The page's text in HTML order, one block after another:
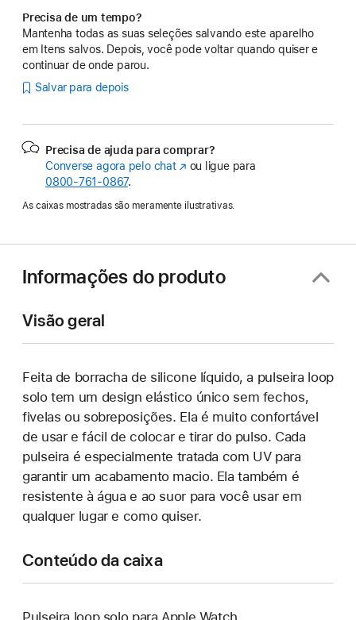
Precisa de um tempo?
Mantenha todas as suas seleções salvando este aparelho
em Itens salvos. Depois, você pode voltar quando quiser e
continuar de onde parou.
Salvar para depois
Precisa de ajuda para comprar?
Converse agora pelo chat(o
em
nova
ou ligue para
0800-761-0867.
As caixas mostradas são meramente ilustrativas.
Informações do produto
Visão geral
Feita de borracha de silicone líquido, a pulseira loop
solo tem um design elástico único sem fechos,
fivelas ou sobreposições. Ela é muito confortável
de usar e fácil de colocar e tirar do pulso. Cada
pulseira é especialmente tratada com UV para
garantir um acabamento macio. Ela também é
resistente à água e ao suor para você usar em
qualquer lugar e como quiser.
Conteúdo da caixa
Pulseira loop solo para Apple Watch